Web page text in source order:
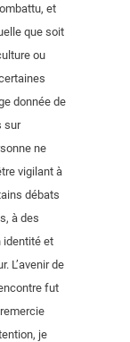
et
que soit
ou
donnée de
sur
ne
vigilant à
débats
à des
identité et
L’avenir de
fut
je